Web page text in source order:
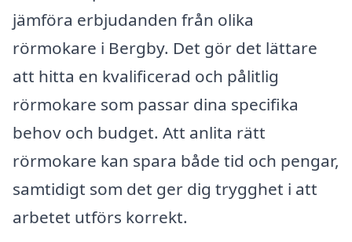
jämföra erbjudanden från olika
rörmokare i Bergby. Det gör det lättare
att hitta en kvalificerad och pålitlig
rörmokare som passar dina specifika
behov och budget. Att anlita rätt
rörmokare kan spara både tid och pengar,
samtidigt som det ger dig trygghet i att
arbetet utförs korrekt.